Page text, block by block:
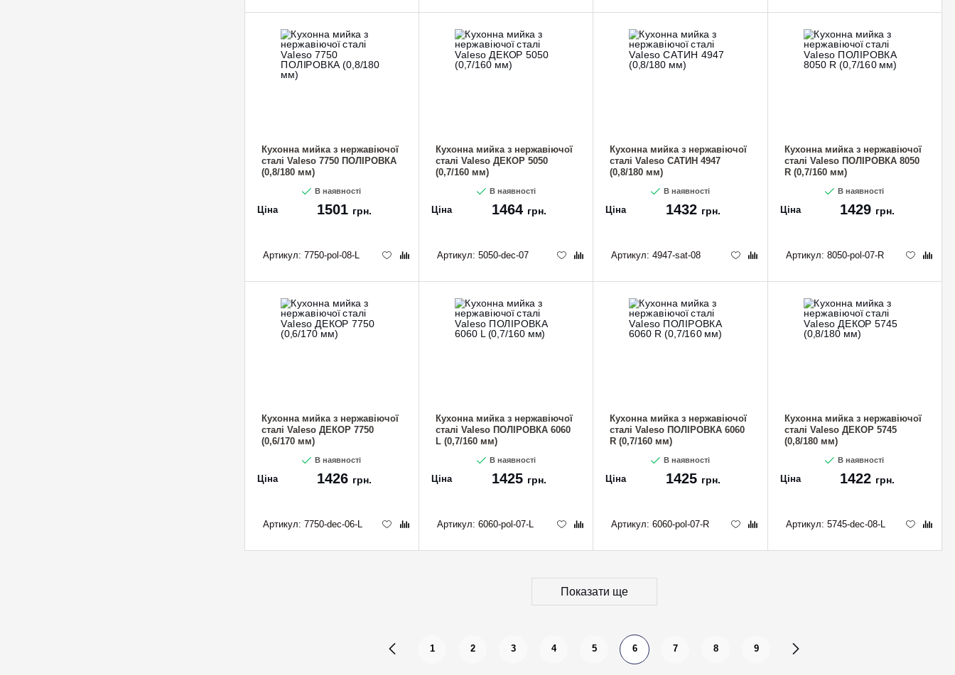
Кухонна мийка з нержавіючої
сталі Valeso 7750 ПОЛІРОВКА
(0,8/180 мм)
В наявності
Ціна 1501 грн.
Артикул: 7750-pol-08-L
Кухонна мийка з нержавіючої
сталі Valeso ДЕКОР 5050
(0,7/160 мм)
В наявності
Ціна 1464 грн.
Артикул: 5050-dec-07
Кухонна мийка з нержавіючої
сталі Valeso САТИН 4947
(0,8/180 мм)
В наявності
Ціна 1432 грн.
Артикул: 4947-sat-08
Кухонна мийка з нержавіючої
сталі Valeso ПОЛІРОВКА 8050
R (0,7/160 мм)
В наявності
Ціна 1429 грн.
Артикул: 8050-pol-07-R
Кухонна мийка з нержавіючої
сталі Valeso ДЕКОР 7750
(0,6/170 мм)
В наявності
Ціна 1426 грн.
Артикул: 7750-dec-06-L
Кухонна мийка з нержавіючої
сталі Valeso ПОЛІРОВКА 6060
L (0,7/160 мм)
В наявності
Ціна 1425 грн.
Артикул: 6060-pol-07-L
Кухонна мийка з нержавіючої
сталі Valeso ПОЛІРОВКА 6060
R (0,7/160 мм)
В наявності
Ціна 1425 грн.
Артикул: 6060-pol-07-R
Кухонна мийка з нержавіючої
сталі Valeso ДЕКОР 5745
(0,8/180 мм)
В наявності
Ціна 1422 грн.
Артикул: 5745-dec-08-L
Показати ще
1 2 3 4 5 6 7 8 9